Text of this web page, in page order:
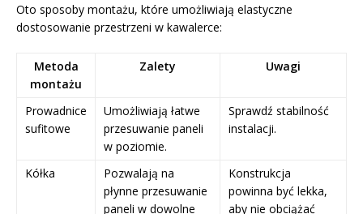
Oto sposoby montażu, które umożliwiają elastyczne
dostosowanie przestrzeni w kawalerce:
Metoda
montażu
Zalety Uwagi
Prowadnice
sufitowe
Umożliwiają łatwe
przesuwanie paneli
w poziomie.
Sprawdź stabilność
instalacji.
Kółka
Pozwalają na
płynne przesuwanie
paneli w dowolne
Konstrukcja
powinna być lekka,
aby nie obciążać